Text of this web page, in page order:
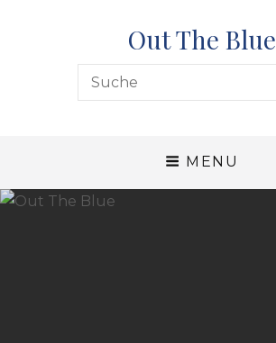
Out The Blue
Search
for:
MENU